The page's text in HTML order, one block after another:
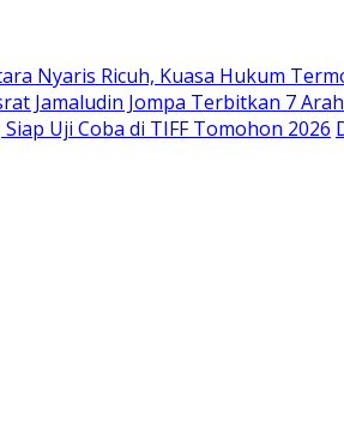
Nyaris Ricuh, Kuasa Hukum
Jamaludin Jompa Terbitkan 7
Uji Coba di TIFF Tomohon 2026